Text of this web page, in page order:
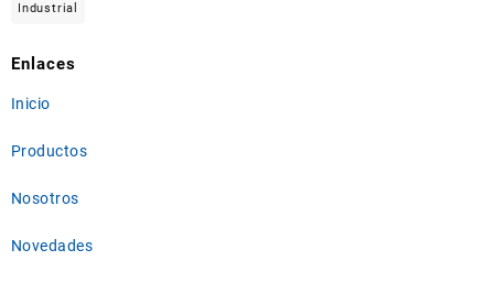
Industrial
Enlaces
Inicio
Productos
Nosotros
Novedades